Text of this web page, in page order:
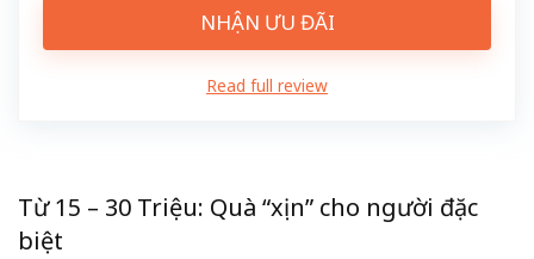
NHẬN ƯU ĐÃI
Read full review
Từ 15 – 30 Triệu: Quà “xịn” cho người đặc
biệt